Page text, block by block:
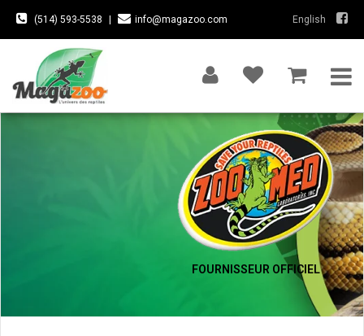
(514) 593-5538 info@magazoo.com English
FOURNISSEUR OFFICIEL